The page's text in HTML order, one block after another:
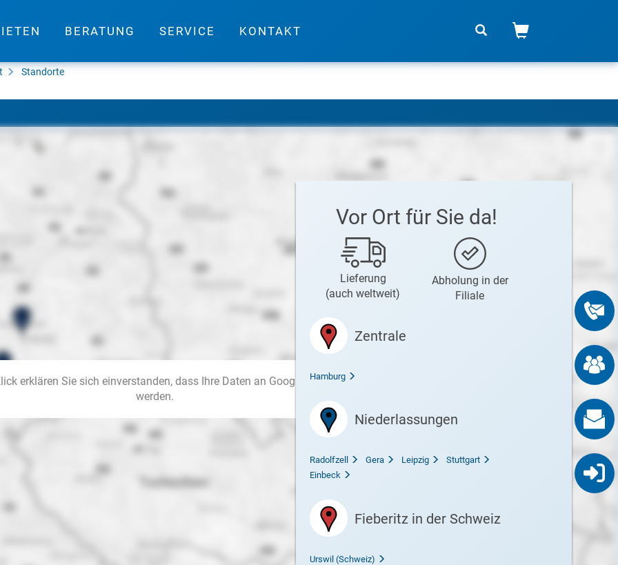
BERATUNG SERVICE KONTAKT
Standorte
erklären Sie sich einverstanden, dass Ihre Daten an Google übermittelt
werden.
Vor Ort für Sie da!
Lieferung
(auch weltweit)
Abholung in der
Filiale
Zentrale
Hamburg
Niederlassungen
Radolfzell Gera Leipzig
Stuttgart
Einbeck
Fieberitz in der Schweiz
Urswil (Schweiz)